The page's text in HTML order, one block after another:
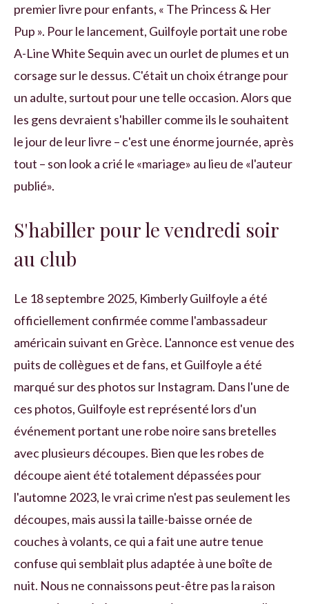
premier livre pour enfants, « The Princess & Her
Pup ». Pour le lancement, Guilfoyle portait une robe
A-Line White Sequin avec un ourlet de plumes et un
corsage sur le dessus. C'était un choix étrange pour
un adulte, surtout pour une telle occasion. Alors que
les gens devraient s'habiller comme ils le souhaitent
le jour de leur livre – c'est une énorme journée, après
tout – son look a crié le «mariage» au lieu de «l'auteur
publié».
S'habiller pour le vendredi soir
au club
Le 18 septembre 2025, Kimberly Guilfoyle a été
officiellement confirmée comme l'ambassadeur
américain suivant en Grèce. L'annonce est venue des
puits de collègues et de fans, et Guilfoyle a été
marqué sur des photos sur Instagram. Dans l'une de
ces photos, Guilfoyle est représenté lors d'un
événement portant une robe noire sans bretelles
avec plusieurs découpes. Bien que les robes de
découpe aient été totalement dépassées pour
l'automne 2023, le vrai crime n'est pas seulement les
découpes, mais aussi la taille-baisse ornée de
couches à volants, ce qui a fait une autre tenue
confuse qui semblait plus adaptée à une boîte de
nuit. Nous ne connaissons peut-être pas la raison